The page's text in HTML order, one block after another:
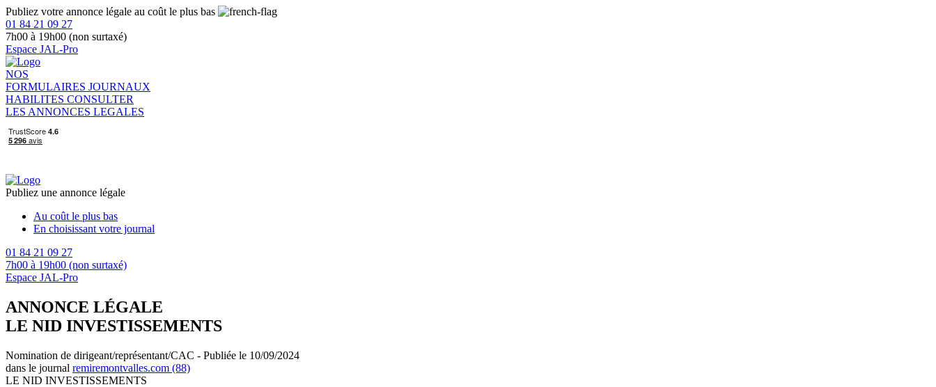
Publiez votre annonce légale au coût le plus bas
01 84 21 09 27
7h00 à 19h00 (non surtaxé)
Espace JAL-Pro
NOS
FORMULAIRES JOURNAUX
HABILITES CONSULTER
LES ANNONCES LEGALES
Publiez une annonce légale
Au coût le plus bas
En choisissant votre journal
01 84 21 09 27
7h00 à 19h00 (non surtaxé)
Espace JAL-Pro
ANNONCE LÉGALE
LE NID INVESTISSEMENTS
Nomination de dirigeant/représentant/CAC - Publiée le 10/09/2024
dans le journal remiremontvalles.com (88)
LE NID INVESTISSEMENTS